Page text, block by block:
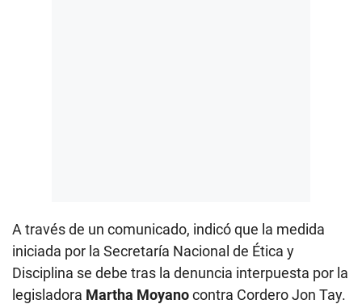
A través de un comunicado, indicó que la medida
iniciada por la Secretaría Nacional de Ética y
Disciplina se debe tras la denuncia interpuesta por la
legisladora Martha Moyanocontra Cordero Jon Tay.